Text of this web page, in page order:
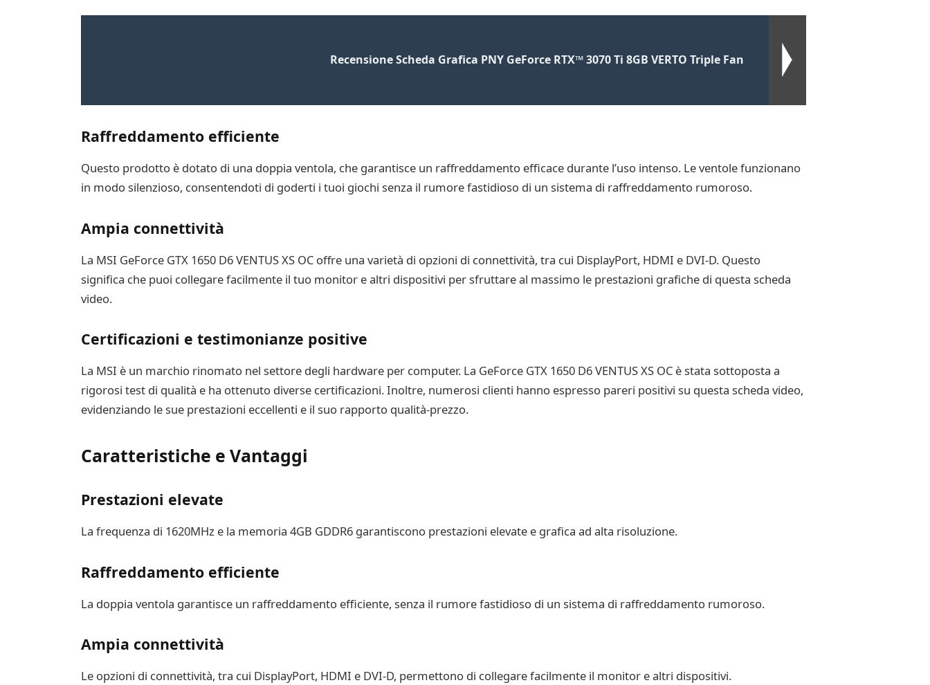
Recensione Scheda Grafica PNY GeForce RTX™ 3070 Ti 8GB VERTO Triple Fan
Raffreddamento efficiente
Questo prodotto è dotato di una doppia ventola, che garantisce un raffreddamento efficace durante l’uso intenso. Le ventole funzionano
in modo silenzioso, consentendoti di goderti i tuoi giochi senza il rumore fastidioso di un sistema di raffreddamento rumoroso.
Ampia connettività
La MSI GeForce GTX 1650 D6 VENTUS XS OC offre una varietà di opzioni di connettività, tra cui DisplayPort, HDMI e DVI-D. Questo
significa che puoi collegare facilmente il tuo monitor e altri dispositivi per sfruttare al massimo le prestazioni grafiche di questa scheda
video.
Certificazioni e testimonianze positive
La MSI è un marchio rinomato nel settore degli hardware per computer. La GeForce GTX 1650 D6 VENTUS XS OC è stata sottoposta a
rigorosi test di qualità e ha ottenuto diverse certificazioni. Inoltre, numerosi clienti hanno espresso pareri positivi su questa scheda video,
evidenziando le sue prestazioni eccellenti e il suo rapporto qualità-prezzo.
Caratteristiche e Vantaggi
Prestazioni elevate
La frequenza di 1620MHz e la memoria 4GB GDDR6 garantiscono prestazioni elevate e grafica ad alta risoluzione.
Raffreddamento efficiente
La doppia ventola garantisce un raffreddamento efficiente, senza il rumore fastidioso di un sistema di raffreddamento rumoroso.
Ampia connettività
Le opzioni di connettività, tra cui DisplayPort, HDMI e DVI-D, permettono di collegare facilmente il monitor e altri dispositivi.